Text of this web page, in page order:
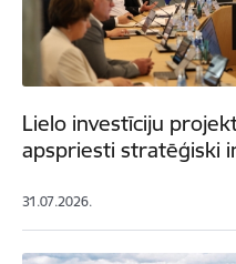
Lielo investīciju
apspriesti stratēģiski
31.07.2026.